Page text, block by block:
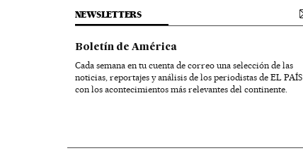
NEWSLETTERS
Boletín de América
Cada semana en tu cuenta de correo una selección de las
noticias, reportajes y análisis de los periodistas de EL PAÍS
con los acontecimientos más relevantes del continente.